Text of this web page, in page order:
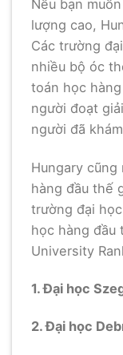
Nếu bạn
lượng cao,
Các trường
nhiều bộ óc
toán học
người đoạt
người đã
Hungary
hàng đầu thế
trường đại
học hàng đầu
University
1. Đại học
2. Đại học